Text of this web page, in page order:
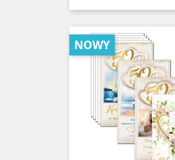
NOWY